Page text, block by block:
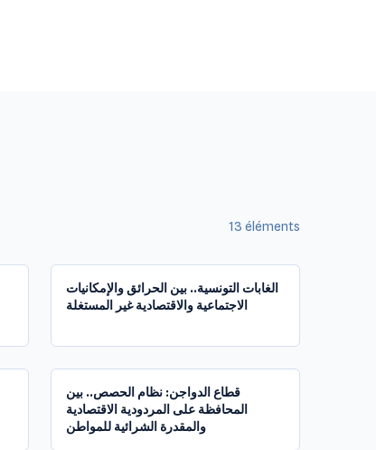
13 éléments
الغابات التونسية.. بين الحرائق والإمكانيات
الاجتماعية والاقتصادية غير المستغلة
قطاع الدواجن: نظام الحصص.. بين
المحافظة على المردودية الاقتصادية
والمقدرة الشرائية للمواطن